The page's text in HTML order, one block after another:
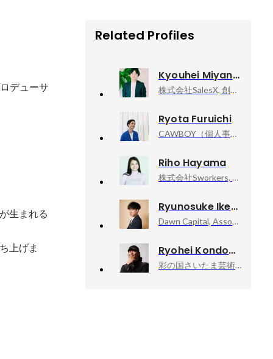
デューサ
生まれる
上げま
Related Profiles
Kyouhei Miyanisi
株式会社SalesX, 創業者/会長
Ryota Furuichi
CAWBOY（個人事業主・屋号）, 代表
Riho Hayama
株式会社Sworkers, 代表取締役 社長
Ryunosuke Ikeda
Dawn Capital, Associate（Branding / Community）
Ryohei Kondo
彩の国さいたま芸術劇場, 次期芸術監督